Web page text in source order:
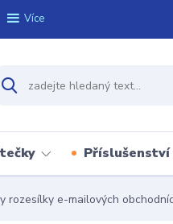
Více
rozesílky e-mailových